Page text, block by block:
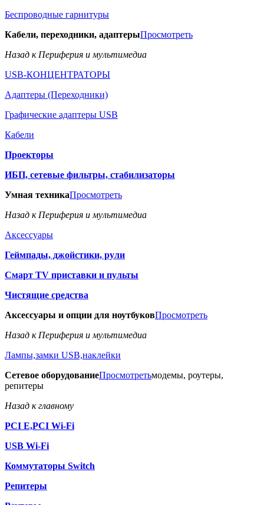
Беспроводные гарнитуры
Кабели, переходники, адаптерыПросмотреть
Назад к Периферия и мультимедиа
USB-КОНЦЕНТРАТОРЫ
Адаптеры (Переходники)
Графические адаптеры USB
Кабели
Проекторы
ИБП, сетевые фильтры, стабилизаторы
Умная техникаПросмотреть
Назад к Периферия и мультимедиа
Аксессуары
Геймпады, джойстики, рули
Смарт TV приставки и пульты
Чистящие средства
Аксессуары и опции для ноутбуковПросмотреть
Назад к Периферия и мультимедиа
Лампы,замки USB,наклейки
Сетевое оборудованиеПросмотретьмодемы, роутеры,
репитеры
Назад к главному
PCI E,PCI Wi-Fi
USB Wi-Fi
Коммутаторы Switch
Репитеры